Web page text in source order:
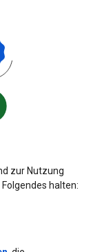
zur Nutzung
halten: